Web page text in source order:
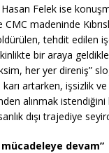
Felek ise
madeninde
tehdit edilen
bir araya
her yer direniş”
artarken, işsizlik
alınmak
dışı trajediye
devam”